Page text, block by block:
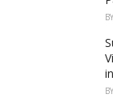
BY
BY